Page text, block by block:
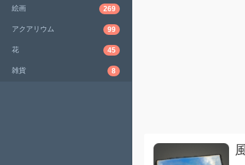
絵画 269
アクアリウム 99
花 45
雑貨 8